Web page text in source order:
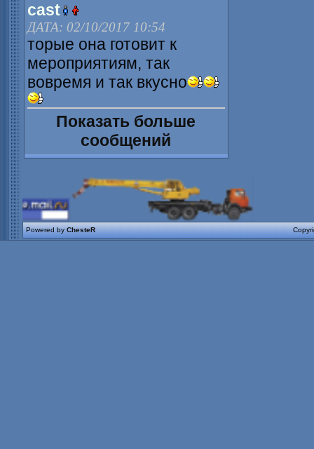
cast
ДАТА: 02/10/2017 10:54
торые она готовит к
мероприятиям, так
вовремя и так вкусно
Показать больше
сообщений
Powered byChesteR